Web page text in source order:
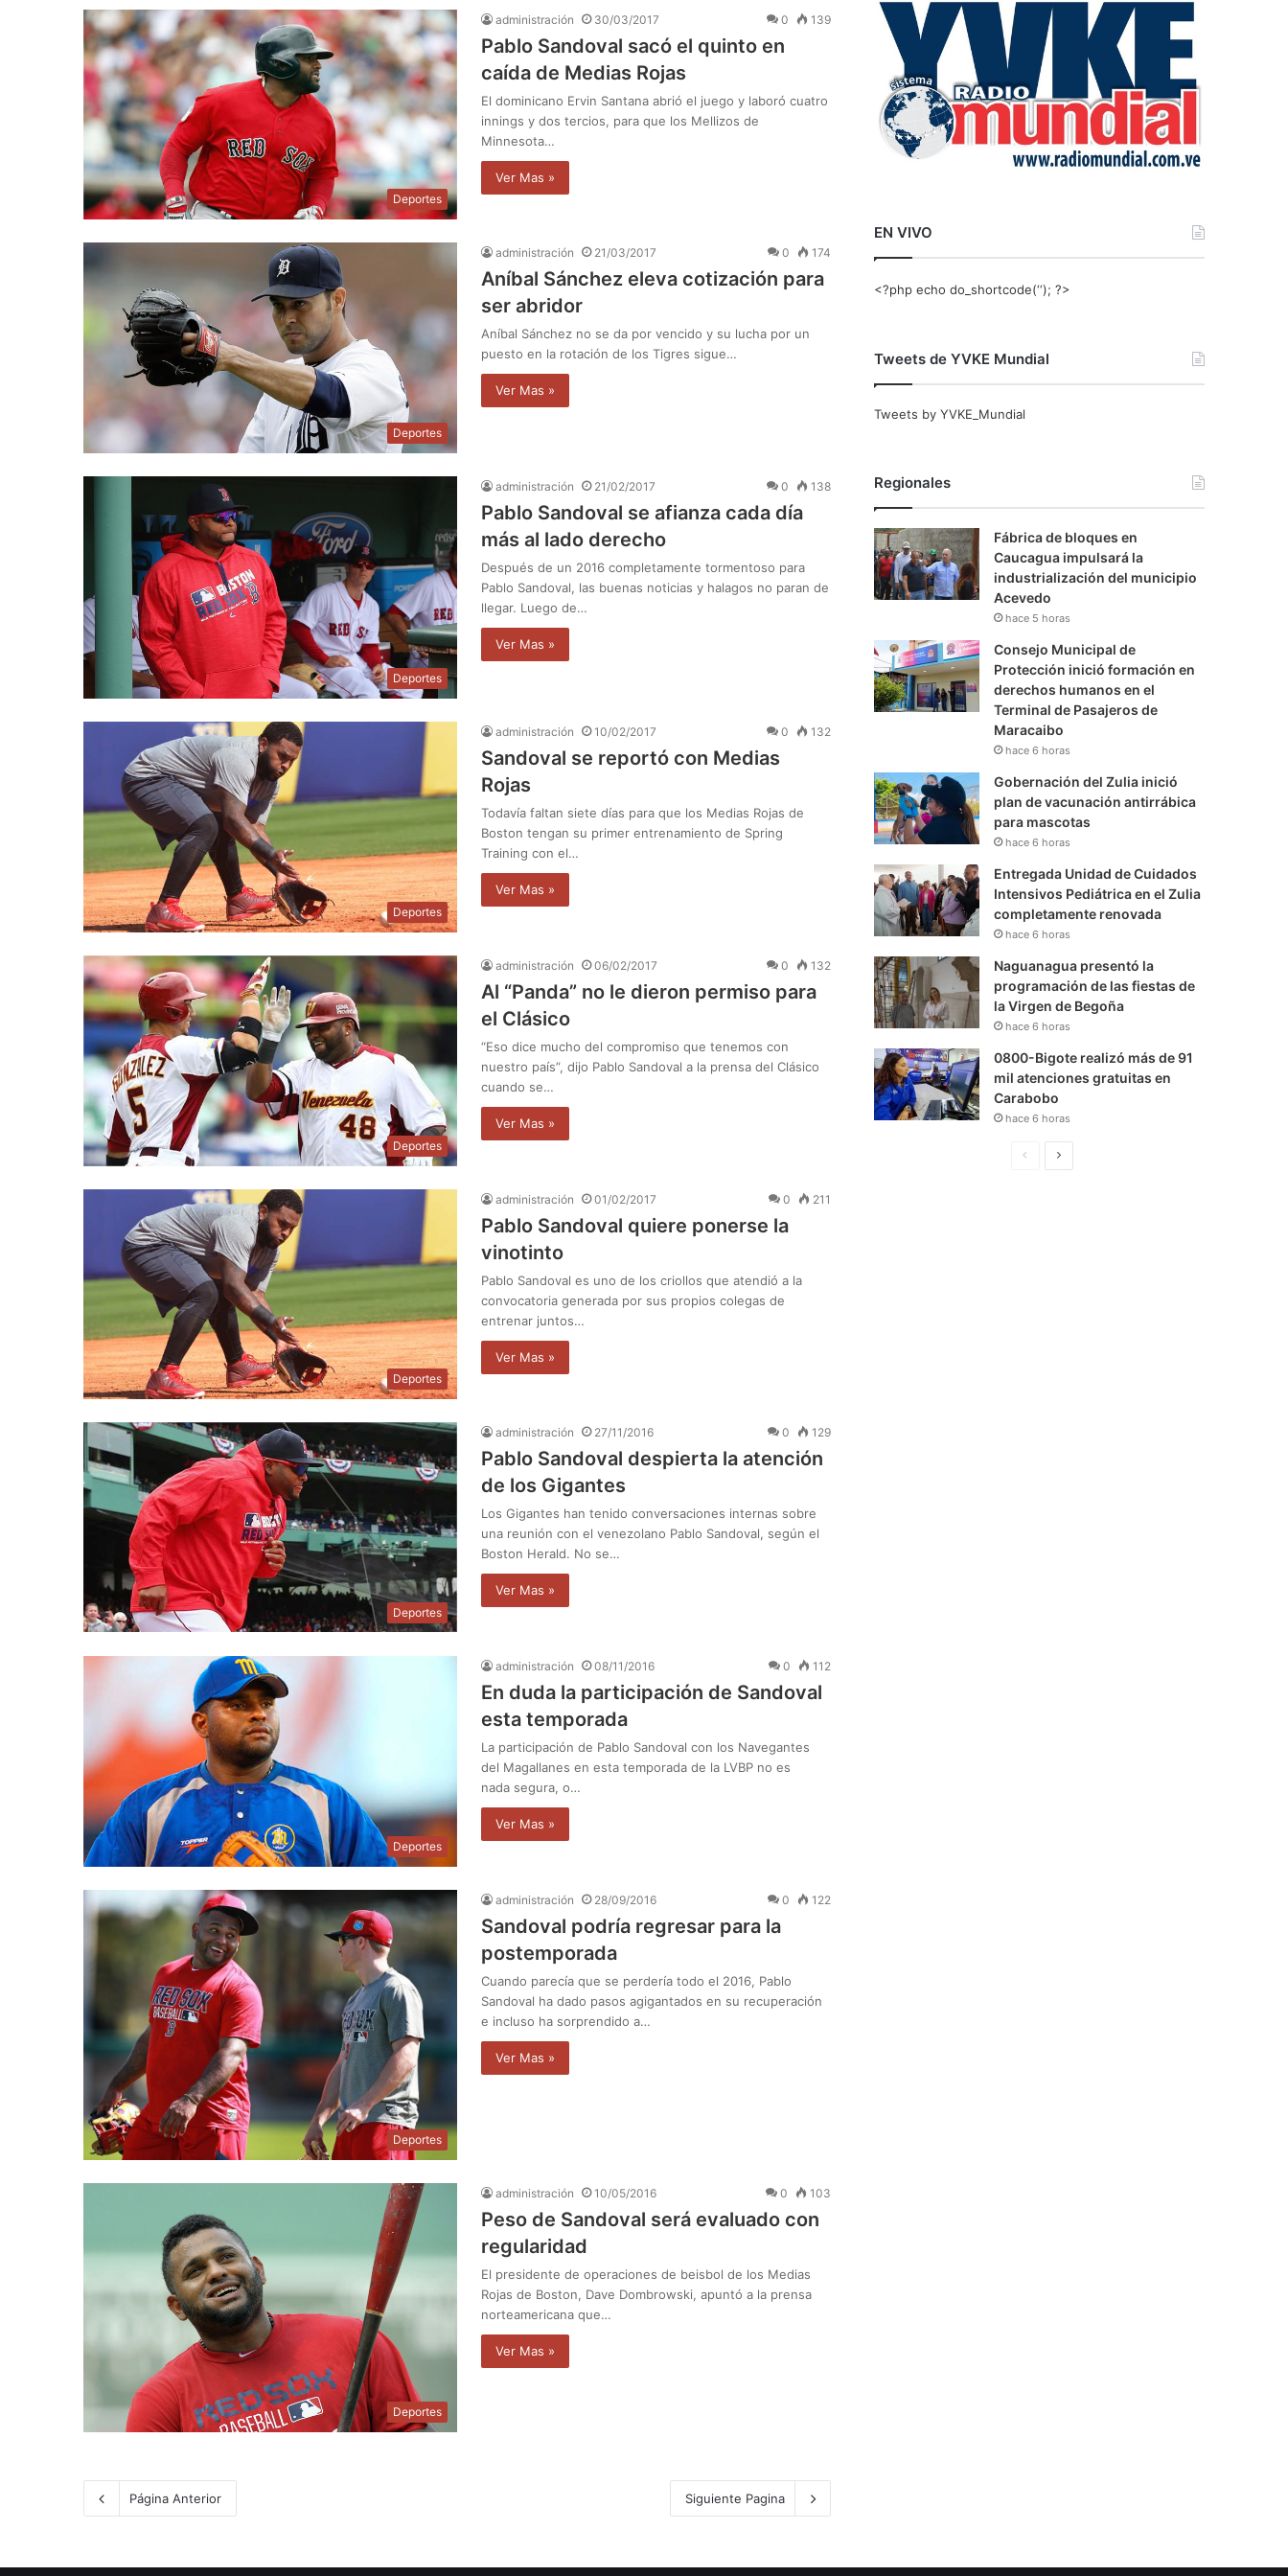
Deportes
administración 30/03/2017 0 139
Pablo Sandoval sacó el quinto en
caída de Medias Rojas
El dominicano Ervin Santana abrió el juego y laboró cuatro
innings y dos tercios, para que los Mellizos de
Minnesota…
Ver Mas »
Deportes
administración 21/03/2017 0 174
Aníbal Sánchez eleva cotización para
ser abridor
Aníbal Sánchez no se da por vencido y su lucha por un
puesto en la rotación de los Tigres sigue…
Ver Mas »
Deportes
administración 21/02/2017 0 138
Pablo Sandoval se afianza cada día
más al lado derecho
Después de un 2016 completamente tormentoso para
Pablo Sandoval, las buenas noticias y halagos no paran de
llegar. Luego de…
Ver Mas »
Deportes
administración 10/02/2017 0 132
Sandoval se reportó con Medias
Rojas
Todavía faltan siete días para que los Medias Rojas de
Boston tengan su primer entrenamiento de Spring
Training con el…
Ver Mas »
Deportes
administración 06/02/2017 0 132
Al “Panda” no le dieron permiso para
el Clásico
“Eso dice mucho del compromiso que tenemos con
nuestro país”, dijo Pablo Sandoval a la prensa del Clásico
cuando se…
Ver Mas »
Deportes
administración 01/02/2017 0 211
Pablo Sandoval quiere ponerse la
vinotinto
Pablo Sandoval es uno de los criollos que atendió a la
convocatoria generada por sus propios colegas de
entrenar juntos…
Ver Mas »
Deportes
administración 27/11/2016 0 129
Pablo Sandoval despierta la atención
de los Gigantes
Los Gigantes han tenido conversaciones internas sobre
una reunión con el venezolano Pablo Sandoval, según el
Boston Herald. No se…
Ver Mas »
Deportes
administración 08/11/2016 0 112
En duda la participación de Sandoval
esta temporada
La participación de Pablo Sandoval con los Navegantes
del Magallanes en esta temporada de la LVBP no es
nada segura, o…
Ver Mas »
Deportes
administración 28/09/2016 0 122
Sandoval podría regresar para la
postemporada
Cuando parecía que se perdería todo el 2016, Pablo
Sandoval ha dado pasos agigantados en su recuperación
e incluso ha sorprendido a…
Ver Mas »
Deportes
administración 10/05/2016 0 103
Peso de Sandoval será evaluado con
regularidad
El presidente de operaciones de beisbol de los Medias
Rojas de Boston, Dave Dombrowski, apuntó a la prensa
norteamericana que…
Ver Mas »
Página Anterior Siguiente Pagina
r
EN VIVO
<?php echo do_shortcode(‘‘); ?>
Tweets de YVKE Mundial
Tweets by YVKE_Mundial
Regionales
Fábrica de bloques en
Caucagua impulsará la
industrialización del municipio
Acevedo
hace 5 horas
Consejo Municipal de
Protección inició formación en
derechos humanos en el
Terminal de Pasajeros de
Maracaibo
hace 6 horas
Gobernación del Zulia inició
plan de vacunación antirrábica
para mascotas
hace 6 horas
Entregada Unidad de Cuidados
Intensivos Pediátrica en el Zulia
completamente renovada
hace 6 horas
Naguanagua presentó la
programación de las fiestas de
la Virgen de Begoña
hace 6 horas
0800-Bigote realizó más de 91
mil atenciones gratuitas en
Carabobo
hace 6 horas
S